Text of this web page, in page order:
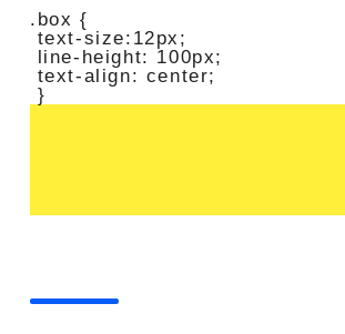
.box {
text-size:12px;
line-height: 100px;
text-align: center;
}